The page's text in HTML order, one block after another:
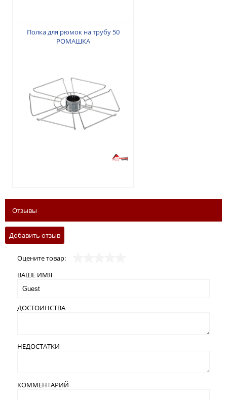
Полка для рюмок на трубу 50
РОМАШКА
Отзывы
Добавить отзыв
Оцените товар:
ВАШЕ ИМЯ
ДОСТОИНСТВА
НЕДОСТАТКИ
КОММЕНТАРИЙ